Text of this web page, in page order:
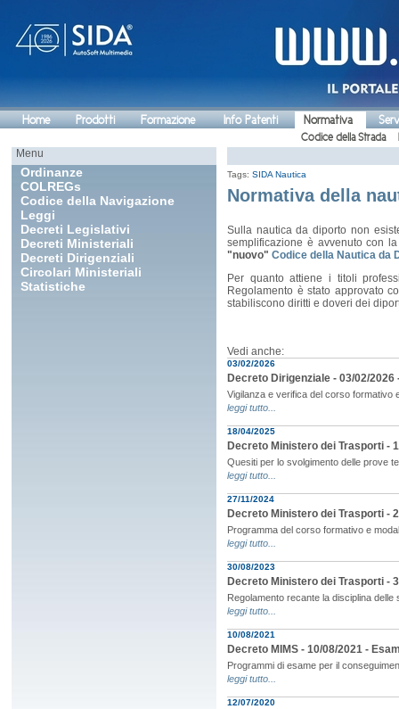
Home Prodotti Formazione Info Patenti Normativa
Codice della Strada
Menu
Ordinanze
COLREGs
Codice della Navigazione
Leggi
Decreti Legislativi
Decreti Ministeriali
Decreti Dirigenziali
Circolari Ministeriali
Statistiche
Tags: SIDA Nautica
Normativa della
Sulla nautica da diporto non
semplificazione è avvenuto con
"nuovo" Codice della Nautica da
Per quanto attiene i titoli
Regolamento è stato approvato
stabiliscono diritti e doveri dei
Vedi anche:
03/02/2026
Decreto Dirigenziale - 03/02/
Vigilanza e verifica del corso formativo
leggi tutto...
18/04/2025
Decreto Ministero dei Trasporti -
Quesiti per lo svolgimento delle prove
leggi tutto...
27/11/2024
Decreto Ministero dei Trasporti -
Programma del corso formativo e
leggi tutto...
30/08/2023
Decreto Ministero dei Trasporti -
Regolamento recante la disciplina delle
leggi tutto...
10/08/2021
Decreto MIMS - 10/08/2021 -
Programmi di esame per il
leggi tutto...
12/07/2020